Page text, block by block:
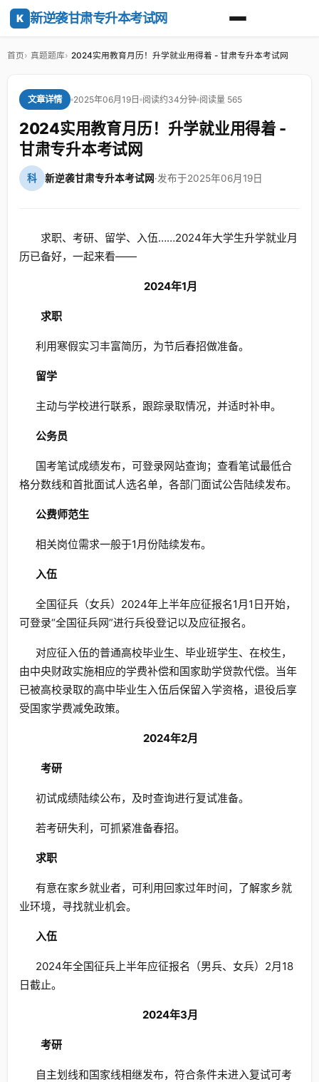
K 新逆袭甘肃专升本考试网
首页 真题题库 2024实用教育月历！升学就业用得着 - 甘肃专升本考试网
文章详情 2025年06月19日 阅读约34分钟 阅读量 565
2024实用教育月历！升学就业用得着 -
甘肃专升本考试网
科 新逆袭甘肃专升本考试网·发布于2025年06月19日
求职、考研、留学、入伍……2024年大学生升学就业月
历已备好，一起来看——
2024年1月
求职
利用寒假实习丰富简历，为节后春招做准备。
留学
主动与学校进行联系，跟踪录取情况，并适时补申。
公务员
国考笔试成绩发布，可登录网站查询；查看笔试最低合
格分数线和首批面试人选名单，各部门面试公告陆续发布。
公费师范生
相关岗位需求一般于1月份陆续发布。
入伍
全国征兵（女兵）2024年上半年应征报名1月1日开始，
可登录“全国征兵网”进行兵役登记以及应征报名。
对应征入伍的普通高校毕业生、毕业班学生、在校生，
由中央财政实施相应的学费补偿和国家助学贷款代偿。当年
已被高校录取的高中毕业生入伍后保留入学资格，退役后享
受国家学费减免政策。
2024年2月
考研
初试成绩陆续公布，及时查询进行复试准备。
若考研失利，可抓紧准备春招。
求职
有意在家乡就业者，可利用回家过年时间，了解家乡就
业环境，寻找就业机会。
入伍
2024年全国征兵上半年应征报名（男兵、女兵）2月18
日截止。
2024年3月
考研
自主划线和国家线相继发布，符合条件未进入复试可考